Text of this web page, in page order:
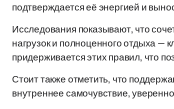
подтверждается её энергией и
Исследования показывают, что
нагрузок и полноценного отдыха —
придерживается этих правил, что
Стоит также отметить, что
внутреннее самочувствие,